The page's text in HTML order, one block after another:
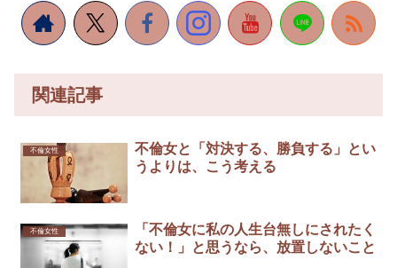
関連記事
不倫女性
不倫女と「対決する、勝負する」とい
うよりは、こう考える
不倫女性
「不倫女に私の人生台無しにされたく
ない！」と思うなら、放置しないこと